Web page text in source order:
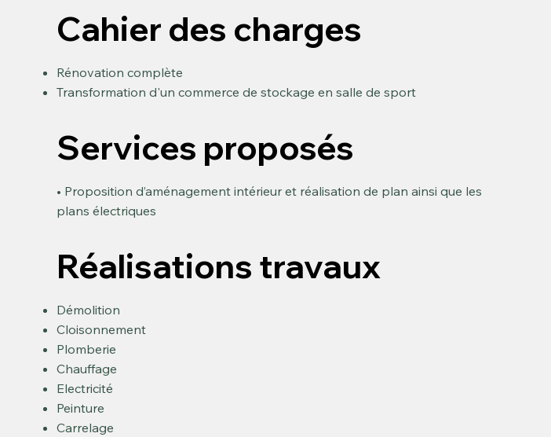
Cahier des charges
Rénovation complète
Transformation d'un commerce de stockage en salle de sport
Services proposés
• Proposition d’aménagement intérieur et réalisation de plan ainsi que les
plans électriques
Réalisations travaux
Démolition
Cloisonnement
Plomberie
Chauffage
Electricité
Peinture
Carrelage